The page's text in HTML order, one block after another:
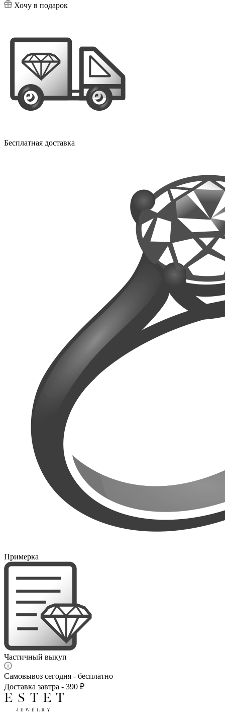
Хочу в подарок
Бесплатная доставка
Примерка
Частичный выкуп
Самовывоз сегодня - бесплатно
Доставка завтра - 390 ₽